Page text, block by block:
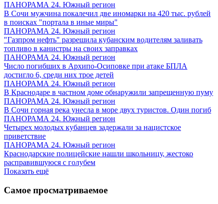
ПАНОРАМА 24. Южный регион
В Сочи мужчина покалечил две иномарки на 420 тыс. рублей
в поисках "портала в иные миры"
ПАНОРАМА 24. Южный регион
"Газпром нефть" разрешила кубанским водителям заливать
топливо в канистры на своих заправках
ПАНОРАМА 24. Южный регион
Число погибших в Архипо-Осиповке при атаке БПЛА
достигло 6, среди них трое детей
ПАНОРАМА 24. Южный регион
В Краснодаре в частном доме обнаружили запрещенную пуму
ПАНОРАМА 24. Южный регион
В Сочи горная река унесла в море двух туристов. Один погиб
ПАНОРАМА 24. Южный регион
Четырех молодых кубанцев задержали за нацистское
приветствие
ПАНОРАМА 24. Южный регион
Краснодарские полицейские нашли школьницу, жестоко
расправившуюся с голубем
Показать ещё
Самое просматриваемое